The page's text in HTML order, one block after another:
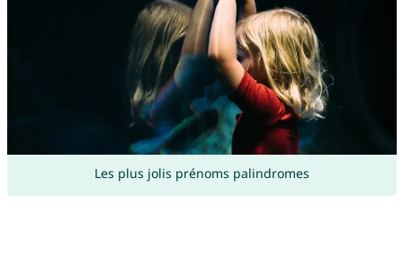
Les plus jolis prénoms palindromes